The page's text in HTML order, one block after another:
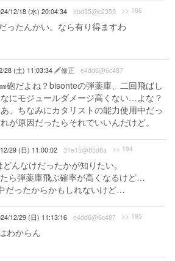
12/18 (水) 20:04:34 ebd35@c2359 >> 186
ったんかい。なら有り得ますわ
28 (土) 11:03:34 修正 e4dd6@6c487
砲だよね？bisonteの弾薬庫、二回飛ばし
にモジュールダメージ高くない…よな？
、ちなみにカタリストの能力使用中だっ
が原因だったらそれでいいんだけど。
29 (日) 11:00:02 31e15@85d8a >> 194
んなけだったかが知りたい。
ら弾薬庫飛ぶ確率が高くなるけど…
だったからかもしれないけど…
12/29 (日) 11:13:16 e4dd6@6c487 >> 195
わからん